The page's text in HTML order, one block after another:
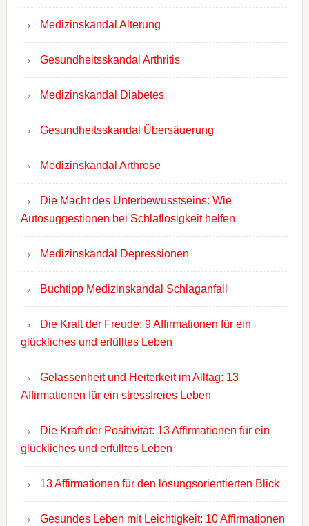
Medizinskandal Alterung
Gesundheitsskandal Arthritis
Medizinskandal Diabetes
Gesundheitsskandal Übersäuerung
Medizinskandal Arthrose
Die Macht des Unterbewusstseins: Wie
Autosuggestionen bei Schlaflosigkeit helfen
Medizinskandal Depressionen
Buchtipp Medizinskandal Schlaganfall
Die Kraft der Freude: 9 Affirmationen für ein
glückliches und erfülltes Leben
Gelassenheit und Heiterkeit im Alltag: 13
Affirmationen für ein stressfreies Leben
Die Kraft der Positivität: 13 Affirmationen für ein
glückliches und erfülltes Leben
13 Affirmationen für den lösungsorientierten Blick
Gesundes Leben mit Leichtigkeit: 10 Affirmationen